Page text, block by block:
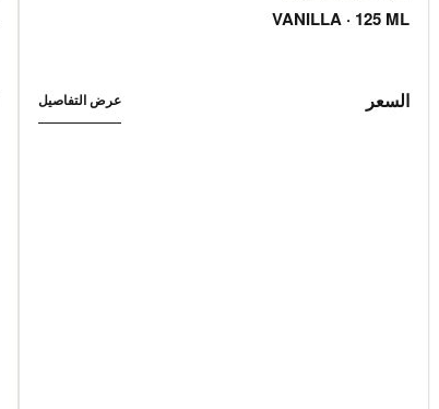
VANILLA · 125 ML
السعر عرض التفاصيل